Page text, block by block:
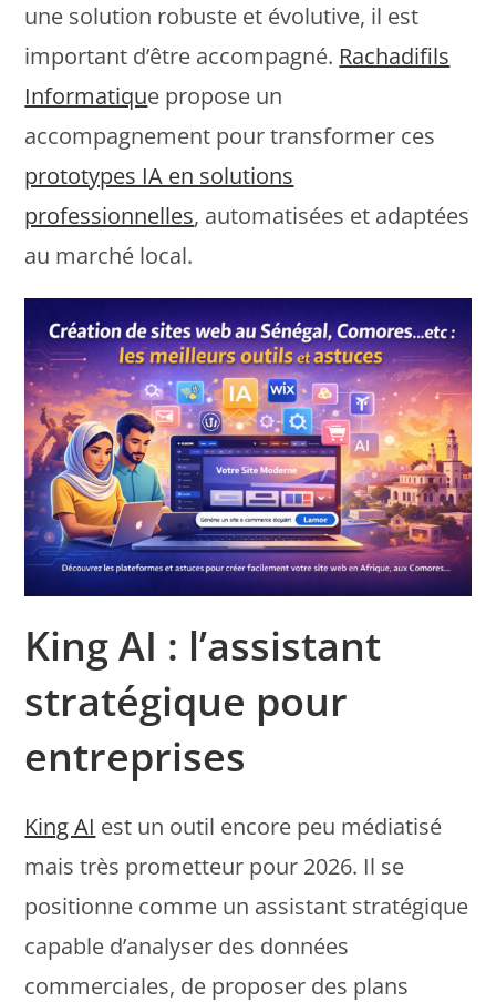
une solution robuste et évolutive, il est
important d’être accompagné. Rachadifils
Informatique propose un
accompagnement pour transformer ces
prototypes IA en solutions
professionnelles, automatisées et adaptées
au marché local.
King AI : l’assistant
stratégique pour
entreprises
King AI est un outil encore peu médiatisé
mais très prometteur pour 2026. Il se
positionne comme un assistant stratégique
capable d’analyser des données
commerciales, de proposer des plans